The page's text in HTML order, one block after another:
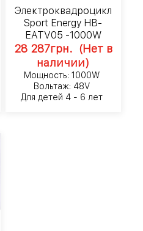
Электроквадроцикл
Sport Energy HB-
EATV05 -1000W
28 287грн. (Нет в
наличии)
Мощность: 1000W
Вольтаж: 48V
Для детей 4 - 6 лет